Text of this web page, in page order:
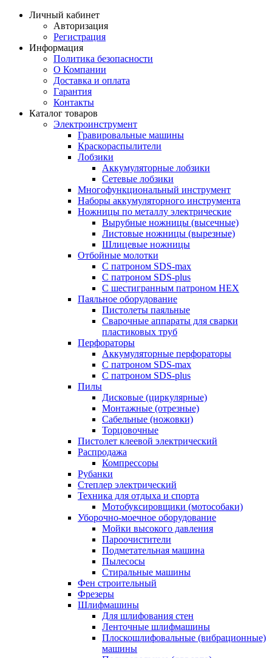
Личный кабинет
Авторизация
Регистрация
Информация
Политика безопасности
О Компании
Доставка и оплата
Гарантия
Контакты
Каталог товаров
Электроинструмент
Гравировальные машины
Краскораспылители
Лобзики
Аккумуляторные лобзики
Сетевые лобзики
Многофункциональный инструмент
Наборы аккумуляторного инструмента
Ножницы по металлу электрические
Вырубные ножницы (высечные)
Листовые ножницы (вырезные)
Шлицевые ножницы
Отбойные молотки
С патроном SDS-max
С патроном SDS-plus
С шестигранным патроном HEX
Паяльное оборудование
Пистолеты паяльные
Сварочные аппараты для сварки
пластиковых труб
Перфораторы
Аккумуляторные перфораторы
С патроном SDS-max
С патроном SDS-plus
Пилы
Дисковые (циркулярные)
Монтажные (отрезные)
Сабельные (ножовки)
Торцовочные
Пистолет клеевой электрический
Распродажа
Компрессоры
Рубанки
Степлер электрический
Техника для отдыха и спорта
Мотобуксировщики (мотособаки)
Уборочно-моечное оборудование
Мойки высокого давления
Пароочистители
Подметательная машина
Пылесосы
Стиральные машины
Фен строительный
Фрезеры
Шлифмашины
Для шлифования стен
Ленточные шлифмашины
Плоскошлифовальные (вибрационные)
машины